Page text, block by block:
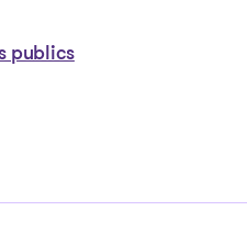
publics